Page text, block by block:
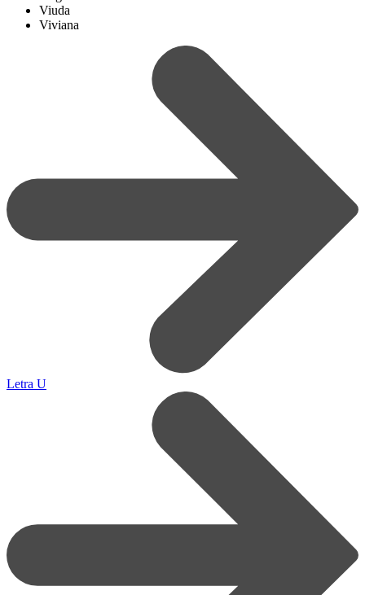
Viuda
Viviana
Letra U